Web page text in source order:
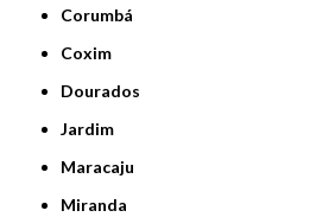
Corumbá
Coxim
Dourados
Jardim
Maracaju
Miranda